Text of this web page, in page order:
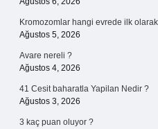
Kromozomlar hangi evrede ilk
Ağustos 5, 2026
Avare nereli ?
Ağustos 4, 2026
41 Cesit baharatla Yapilan Nedir ?
Ağustos 3, 2026
3 kaç puan oluyor ?